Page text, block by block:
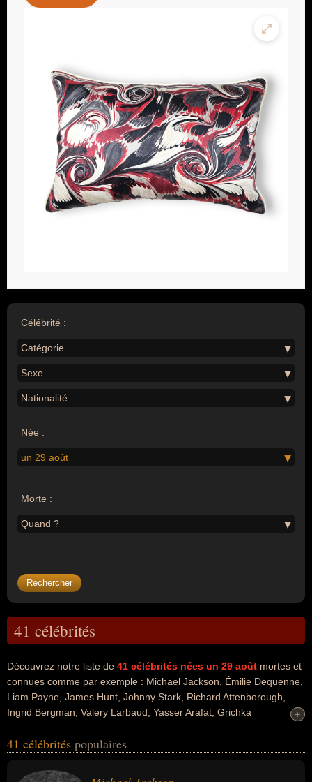
Célébrité :
Catégorie
Sexe
Nationalité
Née :
un 29 août
Morte :
Quand ?
41 célébrités
Découvrez notre liste de 41 célébrités nées un 29 août mortes et
connues comme par exemple : Michael Jackson, Émilie Dequenne,
Liam Payne, James Hunt, Johnny Stark, Richard Attenborough,
Ingrid Bergman, Valery Larbaud, Yasser Arafat, Grichka
les domaines de l'art, du cinéma, de la musique, people, de la pop,
du business, de la littérature, de l'histoire, de la politique, de
+
+
41 célébrités populaires